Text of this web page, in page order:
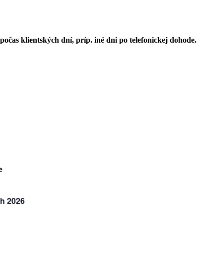
klientských dní, príp. iné dni po telefonickej dohode.
2026